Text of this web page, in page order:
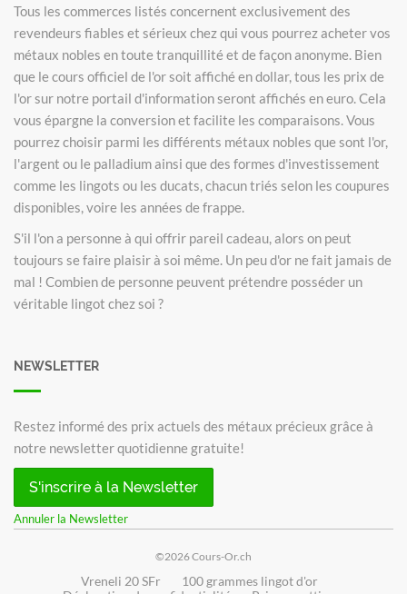
Tous les commerces listés concernent exclusivement des
revendeurs fiables et sérieux chez qui vous pourrez acheter vos
métaux nobles en toute tranquillité et de façon anonyme. Bien
que le cours officiel de l'or soit affiché en dollar, tous les prix de
l'or sur notre portail d'information seront affichés en euro. Cela
vous épargne la conversion et facilite les comparaisons. Vous
pourrez choisir parmi les différents métaux nobles que sont l'or,
l'argent ou le palladium ainsi que des formes d'investissement
comme les lingots ou les ducats, chacun triés selon les coupures
disponibles, voire les années de frappe.
S'il l'on a personne à qui offrir pareil cadeau, alors on peut
toujours se faire plaisir à soi même. Un peu d'or ne fait jamais de
mal ! Combien de personne peuvent prétendre posséder un
véritable lingot chez soi ?
NEWSLETTER
Restez informé des prix actuels des métaux précieux grâce à
notre newsletter quotidienne gratuite!
S'inscrire à la Newsletter
Annuler la Newsletter
©2026 Cours-Or.ch
Vreneli 20 SFr
100 grammes lingot d'or